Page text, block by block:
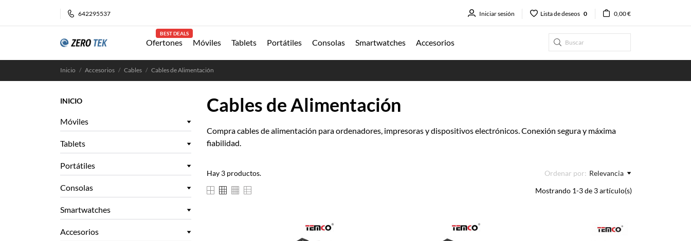
642295537 Iniciar sesión Lista de deseos 0 0,00 €
Ofertones
BEST DEALS
Móviles Tablets Portátiles Consolas Smartwatches Accesorios
Inicio Accesorios Cables Cables de Alimentación
INICIO
Móviles
Tablets
Portátiles
Consolas
Smartwatches
Accesorios
Cables de Alimentación
Compra cables de alimentación para ordenadores, impresoras y dispositivos electrónicos. Conexión segura y máxima
fiabilidad.
Hay 3 productos. Ordenar por: Relevancia
Mostrando 1-3 de 3 artículo(s)